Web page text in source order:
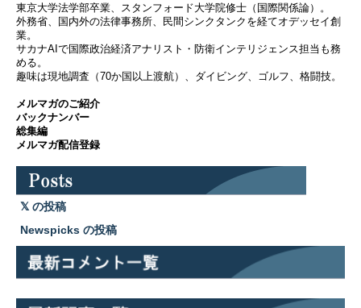
東京大学法学部卒業、スタンフォード大学院修士（国際関係論）。
外務省、国内外の法律事務所、民間シンクタンクを経てオデッセイ創
業。
サカナAIで国際政治経済アナリスト・防衛インテリジェンス担当も務
める。
趣味は現地調査（70か国以上渡航）、ダイビング、ゴルフ、格闘技。
メルマガのご紹介
バックナンバー
総集編
メルマガ配信登録
の投稿
Newspicks の投稿